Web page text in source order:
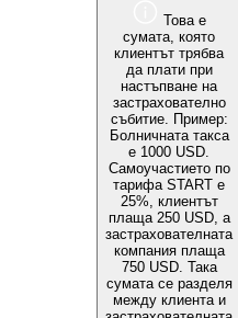
Това е
сумата, която
клиентът трябва
да плати при
настъпване на
застрахователно
събитие. Пример:
Болничната такса
е 1000 USD.
Самоучастието по
тарифа START е
25%, клиентът
плаща 250 USD, а
застрахователната
компания плаща
750 USD. Така
сумата се разделя
между клиента и